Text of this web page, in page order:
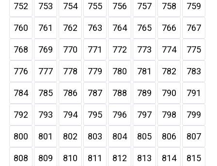
752 753 754 755 756 757 758 759
760 761 762 763 764 765 766 767
768 769 770 771 772 773 774 775
776 777 778 779 780 781 782 783
784 785 786 787 788 789 790 791
792 793 794 795 796 797 798 799
800 801 802 803 804 805 806 807
808 809 810 811 812 813 814 815